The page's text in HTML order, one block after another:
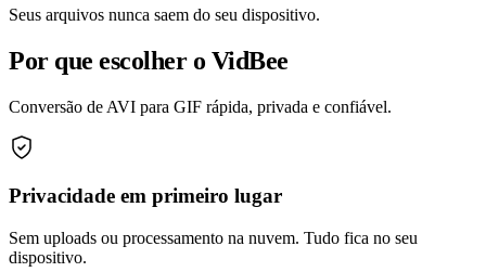
Seus arquivos nunca saem do seu dispositivo.
Por que escolher o VidBee
Conversão de AVI para GIF rápida, privada e confiável.
Privacidade em primeiro lugar
Sem uploads ou processamento na nuvem. Tudo fica no seu
dispositivo.